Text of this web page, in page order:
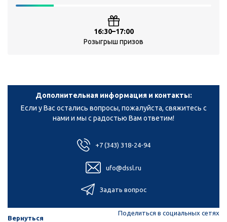
16:30–17:00
Розыгрыш призов
Дополнительная информация и контакты:
Если у Вас остались вопросы, пожалуйста, свяжитесь с
нами и мы с радостью Вам ответим!
+7 (343) 318-24-94
ufo@dssl.ru
Задать вопрос
Вернуться
Поделиться в социальных сетях